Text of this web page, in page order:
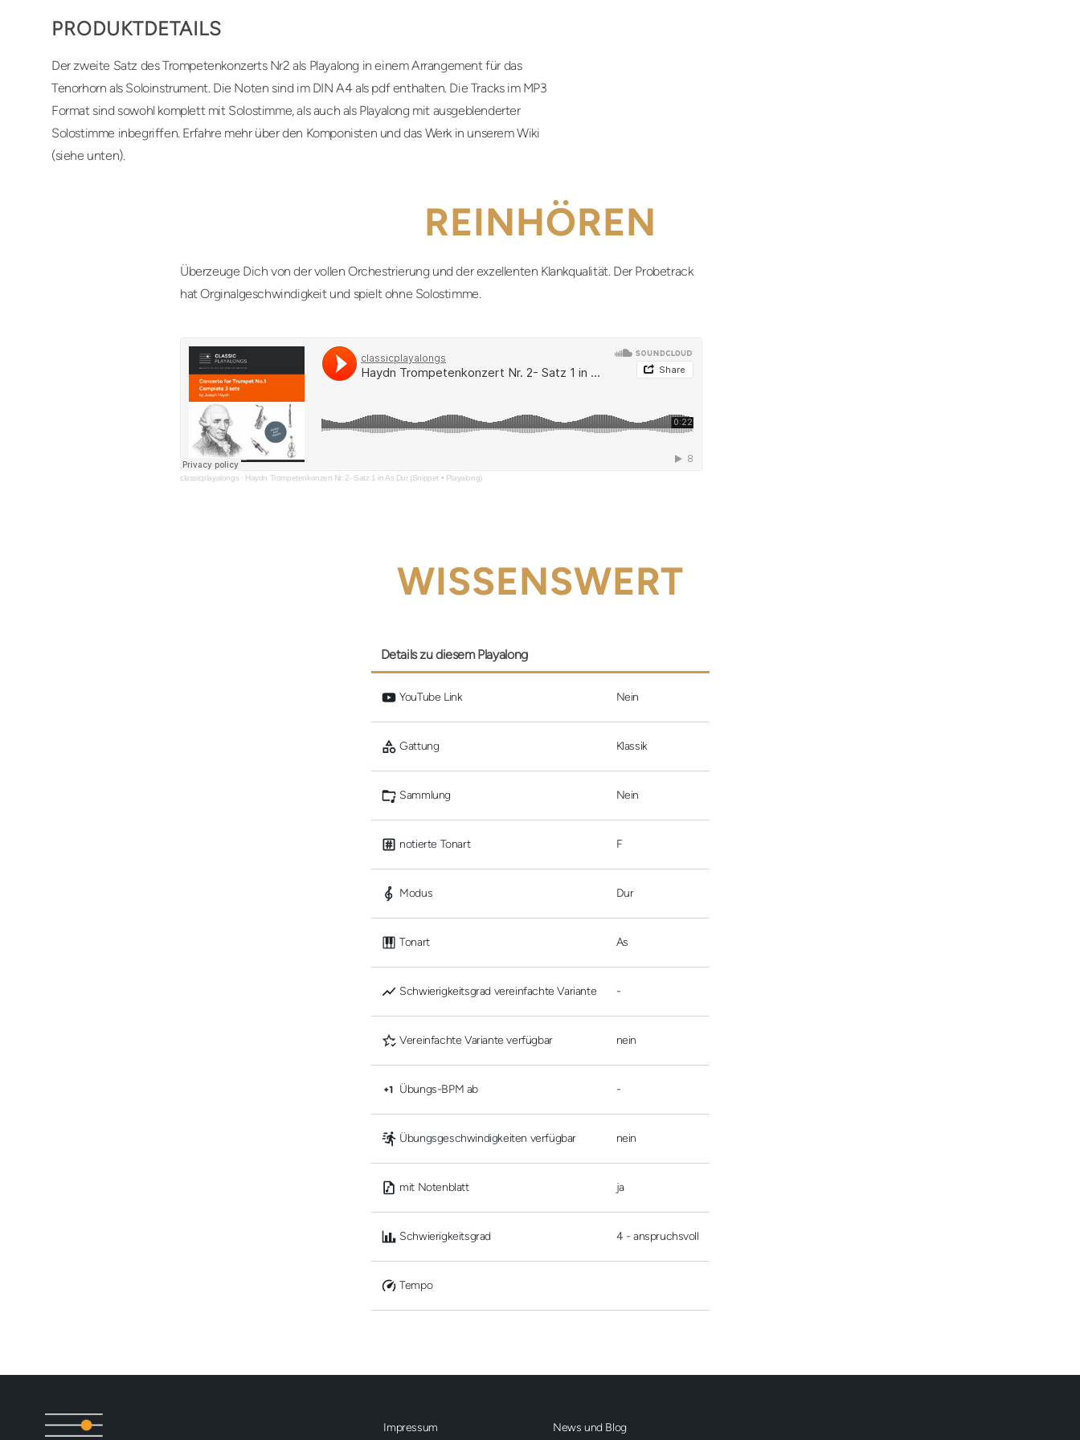
PRODUKTDETAILS
Der zweite Satz des Trompetenkonzerts Nr2 als Playalong in einem Arrangement für das
Tenorhorn als Soloinstrument. Die Noten sind im DIN A4 als pdf enthalten. Die Tracks im MP3
Format sind sowohl komplett mit Solostimme, als auch als Playalong mit ausgeblenderter
Solostimme inbegriffen. Erfahre mehr über den Komponisten und das Werk in unserem Wiki
(siehe unten).
REINHÖREN
Überzeuge Dich von der vollen Orchestrierung und der exzellenten Klankqualität. Der Probetrack
hat Orginalgeschwindigkeit und spielt ohne Solostimme.
classicplayalongs· Haydn Trompetenkonzert Nr. 2- Satz 1 in As Dur (Snippet • Playalong)
WISSENSWERT
Details zu diesem Playalong
YouTube Link Nein
Gattung Klassik
Sammlung Nein
notierte Tonart F
Modus Dur
Tonart As
Schwierigkeitsgrad vereinfachte Variante -
Vereinfachte Variante verfügbar nein
Übungs-BPM ab -
Übungsgeschwindigkeiten verfügbar nein
mit Notenblatt ja
Schwierigkeitsgrad 4 - anspruchsvoll
Tempo
Impressum News und Blog